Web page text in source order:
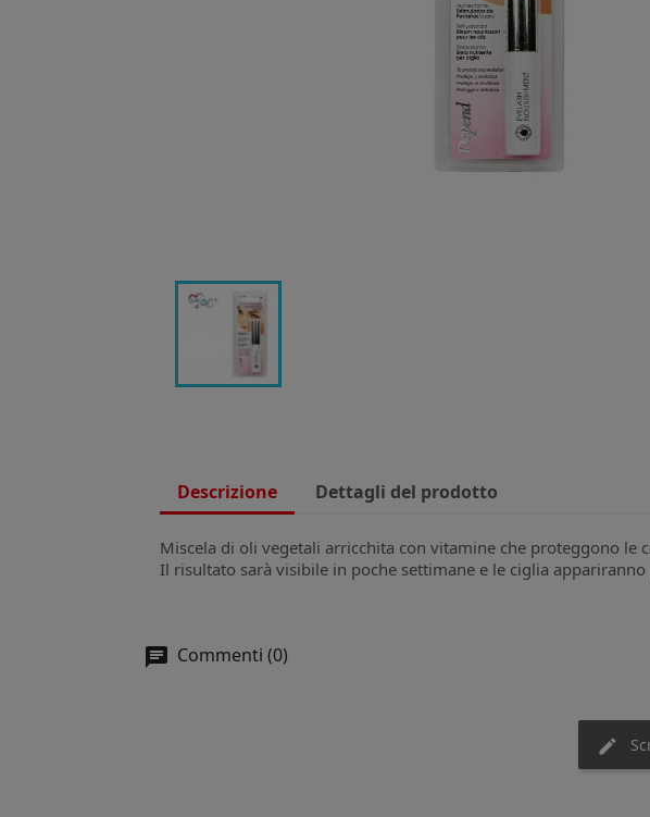
Descrizione Dettagli del prodotto
Miscela di oli vegetali arricchita con vitamine che proteggono
Il risultato sarà visibile in poche settimane e le ciglia
Commenti (0)